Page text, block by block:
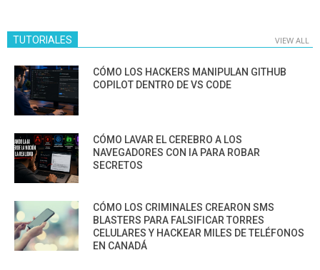
TUTORIALES VIEW ALL
CÓMO LOS HACKERS MANIPULAN GITHUB
COPILOT DENTRO DE VS CODE
CÓMO LAVAR EL CEREBRO A LOS
NAVEGADORES CON IA PARA ROBAR
SECRETOS
CÓMO LOS CRIMINALES CREARON SMS
BLASTERS PARA FALSIFICAR TORRES
CELULARES Y HACKEAR MILES DE TELÉFONOS
EN CANADÁ